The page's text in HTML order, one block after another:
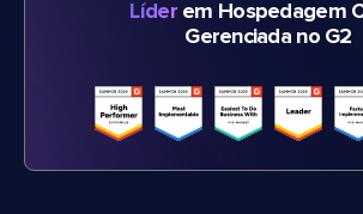
Líderem Hospedagem
Gerenciada no G2